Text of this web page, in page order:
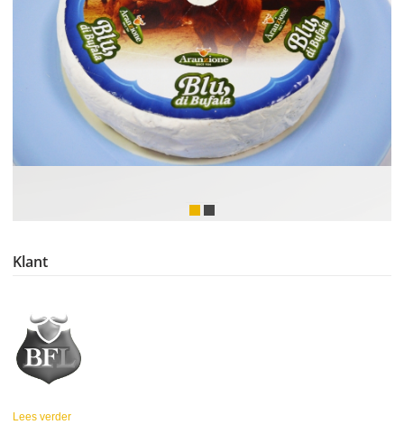
Klant
Lees verder